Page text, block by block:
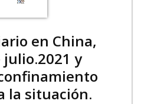
en China,
julio.2021 y
la situación.